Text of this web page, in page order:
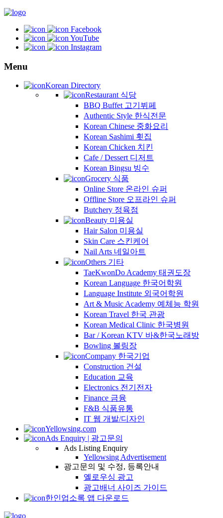
Facebook
YouTube
Instagram
Menu
Korean Directory
Restaurant 식당
BBQ Buffet 고기뷔페
Authentic Style 한식전문
Korean Chinese 중화요리
Korean Sashimi 횟집
Korean Chicken 치킨
Cafe / Dessert 디저트
Korean Bingsu 빙수
Grocery 식품
Online Store 온라인 슈퍼
Offline Store 오프라인 슈퍼
Butchery 정육점
Beauty 미용실
Hair Salon 미용실
Skin Care 스킨케어
Nail Arts 네일아트
Others 기타
TaeKwonDo Academy 태권도장
Korean Language 한국어학원
Language Institute 외국어학원
Art & Music Academy 예체능 학원
Korean Travel 한국 관광
Korean Medical Clinic 한국병원
Bar / Korean KTV 바&한국노래방
Bowling 볼링장
Company 한국기업
Construction 건설
Education 교육
Electronics 전기전자
Finance 금융
F&B 식품유통
IT 웹 개발/디자인
Yellowsing.com
Ads Enquiry | 광고문의
Ads Listing Enquiry
Yellowsing Advertisement
광고문의 및 수정, 등록안내
옐로우싱 광고
광고배너 사이즈 가이드
한인업소록 앱 다운로드